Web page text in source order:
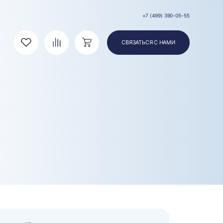
+7 (499) 390-05-55
Избранное СравнениеКорзина СВЯЗАТЬСЯ С НАМИ